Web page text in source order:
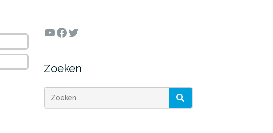
YouTube
Facebook
Twitter
Zoeken
Zoeken ZOEKEN